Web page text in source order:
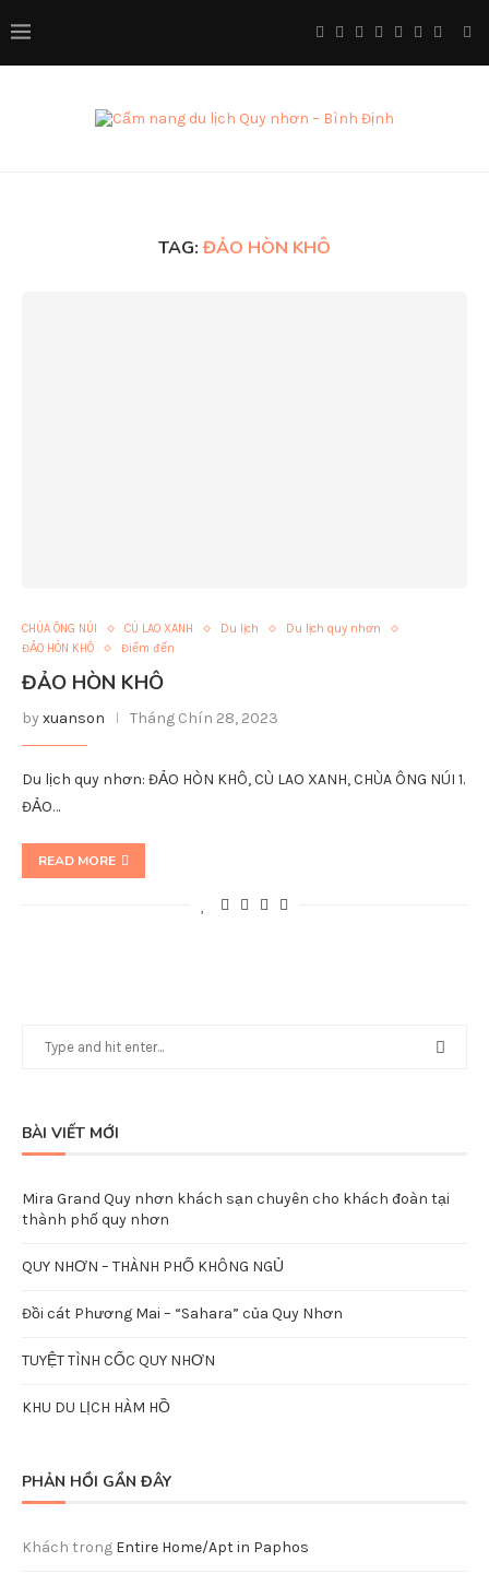
TAG:ĐẢO HÒN KHÔ
CHÙA ÔNG NÚI CÙ LAO XANH Du lịch
Du lịch quy nhơn
ĐẢO HÒN KHÔ
Điểm đến
ĐẢO HÒN KHÔ
by xuanson Tháng Chín 28, 2023
Du lịch quy nhơn: ĐẢO HÒN KHÔ, CÙ LAO XANH, CHÙA ÔNG NÚI 1.
ĐẢO…
READ MORE
BÀI VIẾT MỚI
Mira Grand Quy nhơn khách sạn chuyên cho khách đoàn tại
thành phố quy nhơn
QUY NHƠN – THÀNH PHỐ KHÔNG NGỦ
Đồi cát Phương Mai – “Sahara” của Quy Nhơn
TUYỆT TÌNH CỐC QUY NHƠN
KHU DU LỊCH HÀM HỒ
PHẢN HỒI GẦN ĐÂY
Khách trong Entire Home/Apt in Paphos